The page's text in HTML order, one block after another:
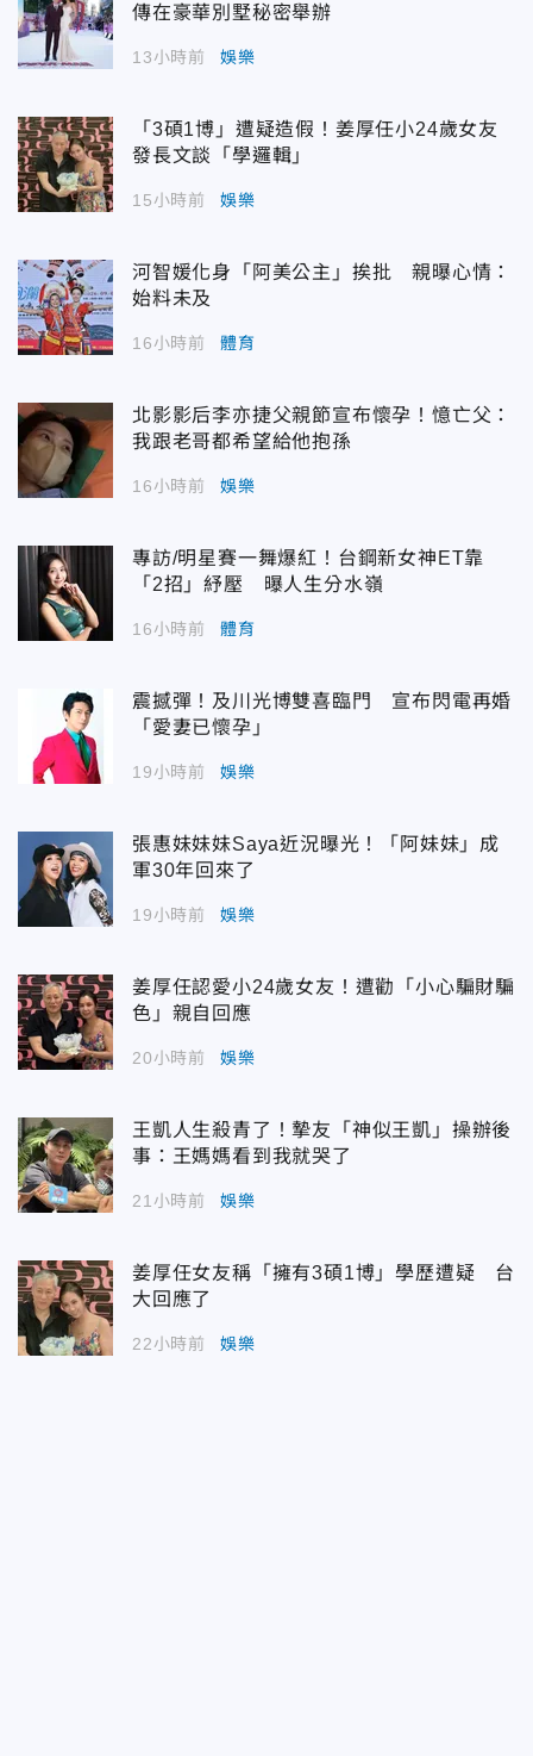
傳在豪華別墅秘密舉辦
13小時前 娛樂
「3碩1博」遭疑造假！姜厚任小24歲女友
發長文談「學邏輯」
15小時前 娛樂
河智媛化身「阿美公主」挨批 親曝心情：
始料未及
16小時前 體育
北影影后李亦捷父親節宣布懷孕！憶亡父：
我跟老哥都希望給他抱孫
16小時前 娛樂
專訪/明星賽一舞爆紅！台鋼新女神ET靠
「2招」紓壓 曝人生分水嶺
16小時前 體育
震撼彈！及川光博雙喜臨門 宣布閃電再婚
「愛妻已懷孕」
19小時前 娛樂
張惠妹妹妹Saya近況曝光！「阿妹妹」成
軍30年回來了
19小時前 娛樂
姜厚任認愛小24歲女友！遭勸「小心騙財騙
色」親自回應
20小時前 娛樂
王凱人生殺青了！摯友「神似王凱」操辦後
事：王媽媽看到我就哭了
21小時前 娛樂
姜厚任女友稱「擁有3碩1博」學歷遭疑 台
大回應了
22小時前 娛樂